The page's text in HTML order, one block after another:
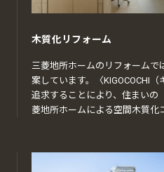
木質化リフォーム
三菱地所ホームのリフォーム
案しています。〈KIGOCOCHI
追求することにより、住まいの
菱地所ホームによる空間木質化